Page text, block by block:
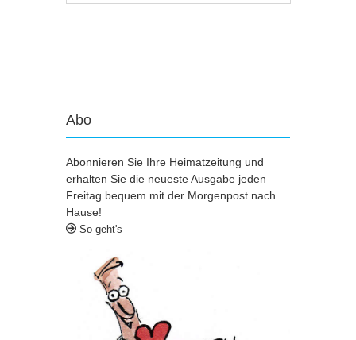
Abo
Abonnieren Sie Ihre Heimatzeitung und
erhalten Sie die neueste Ausgabe jeden
Freitag bequem mit der Morgenpost nach
Hause!
So geht's